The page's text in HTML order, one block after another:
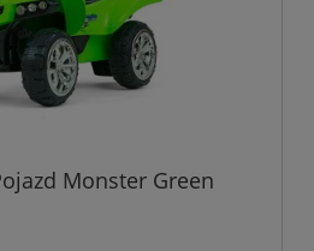
Monster Green